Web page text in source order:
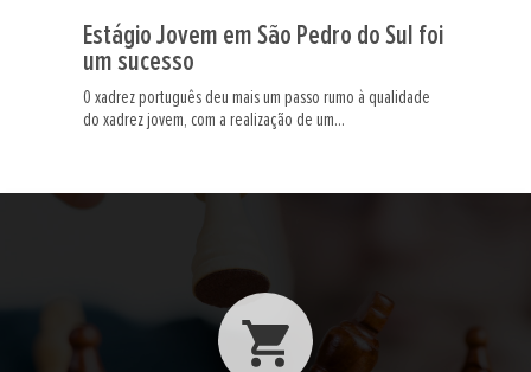
Estágio Jovem em São Pedro do Sul foi
um sucesso
O xadrez português deu mais um passo rumo à qualidade
do xadrez jovem, com a realização de um...